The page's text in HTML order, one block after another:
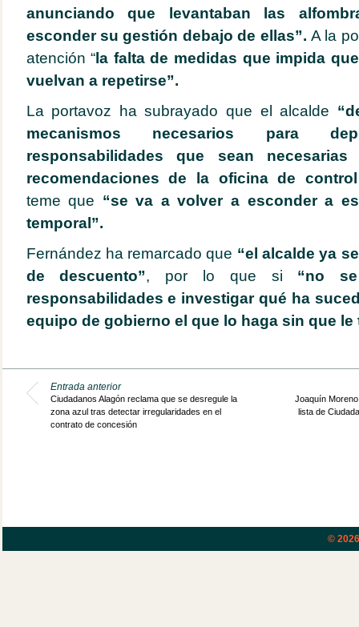
anunciando que levantaban las
esconder su gestión debajo de ellas”. A la
atención “ la falta de medidas que impida
vuelvan a repetirse”.
La portavoz ha subrayado que el alcalde
mecanismos necesarios para
responsabilidades que sean
recomendaciones de la oficina de
teme que “se va a volver a esconder a
temporal”.
Fernández ha remarcado que “el alcalde ya
de descuento”, por lo que si “no
responsabilidades e investigar qué ha
equipo de gobierno el que lo haga sin que le
Entrada anterior
Ciudadanos Alagón reclama que se desregule la
zona azul tras detectar irregularidades en el
contrato de concesión
Joaquín
lista de
©